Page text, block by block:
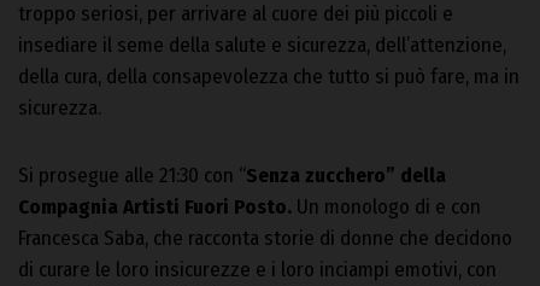
troppo seriosi, per arrivare al cuore dei più piccoli e
insediare il seme della salute e sicurezza, dell’attenzione,
della cura, della consapevolezza che tutto si può fare, ma in
sicurezza.
Si prosegue alle 21:30 con “Senza zucchero” della
Compagnia Artisti Fuori Posto. Un monologo di e con
Francesca Saba, che racconta storie di donne che decidono
di curare le loro insicurezze e i loro inciampi emotivi, con